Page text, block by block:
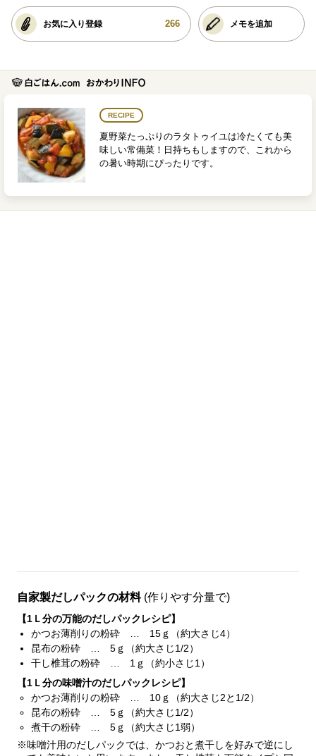
お気に入り登録 266 メモを追加
RECIPE
夏野菜たっぷりのラタトゥイユは冷たくても美
味しい常備菜！日持ちもしますので、これから
の暑い時期にぴったりです。
自家製だしパックの材料 (作りやす分量で)
【1Ｌ分の万能のだしパックレシピ】
かつお薄削りの粉砕 … 15ｇ（約大さじ4）
昆布の粉砕 … 5ｇ（約大さじ1/2）
干し椎茸の粉砕 … 1ｇ（約小さじ1）
【1Ｌ分の味噌汁のだしパックレシピ】
かつお薄削りの粉砕 … 10ｇ（約大さじ2と1/2）
昆布の粉砕 … 5ｇ（約大さじ1/2）
煮干の粉砕 … 5ｇ（約大さじ1弱）
※味噌汁用のだしパックでは、かつおと煮干しを好みで逆にし